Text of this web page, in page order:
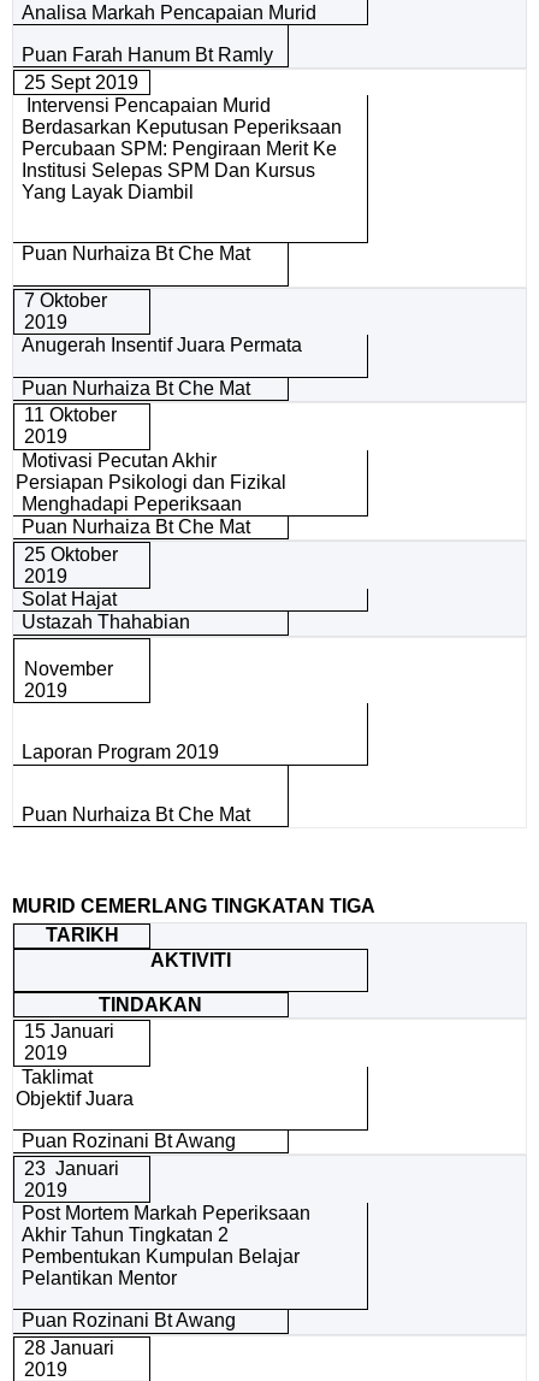
Analisa Markah Pencapaian Murid
Puan Farah Hanum Bt Ramly
25 Sept 2019
Intervensi Pencapaian Murid
Berdasarkan Keputusan Peperiksaan
Percubaan SPM: Pengiraan Merit Ke
Institusi Selepas SPM Dan Kursus
Yang Layak Diambil
Puan Nurhaiza Bt Che Mat
7 Oktober
2019
Anugerah Insentif Juara Permata
Puan Nurhaiza Bt Che Mat
11 Oktober
2019
Motivasi Pecutan Akhir
Persiapan Psikologi dan Fizikal
Menghadapi Peperiksaan
Puan Nurhaiza Bt Che Mat
25 Oktober
2019
Solat Hajat
Ustazah Thahabian
November
2019
Laporan Program 2019
Puan Nurhaiza Bt Che Mat
MURID CEMERLANG TINGKATAN TIGA
TARIKH
AKTIVITI
TINDAKAN
15 Januari
2019
Taklimat
Objektif Juara
Puan Rozinani Bt Awang
23 Januari
2019
Post Mortem Markah Peperiksaan
Akhir Tahun Tingkatan 2
Pembentukan Kumpulan Belajar
Pelantikan Mentor
Puan Rozinani Bt Awang
28 Januari
2019